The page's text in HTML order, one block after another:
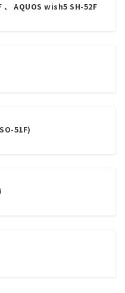
、 AQUOS wish5 SH-52F
51F)